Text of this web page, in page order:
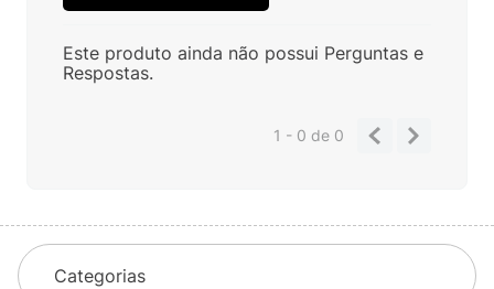
Este produto ainda não possui Perguntas e
Respostas.
1 - 0de 0
Categorias